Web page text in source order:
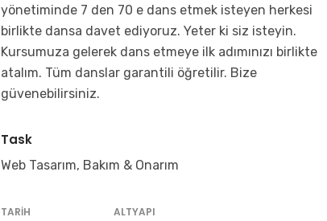
yönetiminde 7 den 70 e dans etmek isteyen herkesi
birlikte dansa davet ediyoruz. Yeter ki siz isteyin.
Kursumuza gelerek dans etmeye ilk adımınızı birlikte
atalım. Tüm danslar garantili öğretilir. Bize
güvenebilirsiniz.
Task
Web Tasarım, Bakım & Onarım
TARIH ALTYAPI